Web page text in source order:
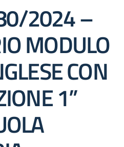
2024 –
MODULO
CON
1”